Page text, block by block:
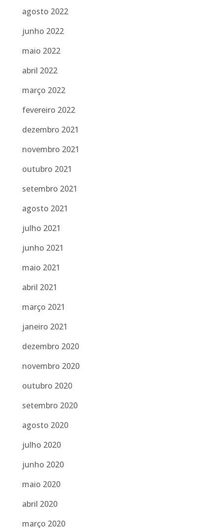
agosto 2022
junho 2022
maio 2022
abril 2022
março 2022
fevereiro 2022
dezembro 2021
novembro 2021
outubro 2021
setembro 2021
agosto 2021
julho 2021
junho 2021
maio 2021
abril 2021
março 2021
janeiro 2021
dezembro 2020
novembro 2020
outubro 2020
setembro 2020
agosto 2020
julho 2020
junho 2020
maio 2020
abril 2020
março 2020